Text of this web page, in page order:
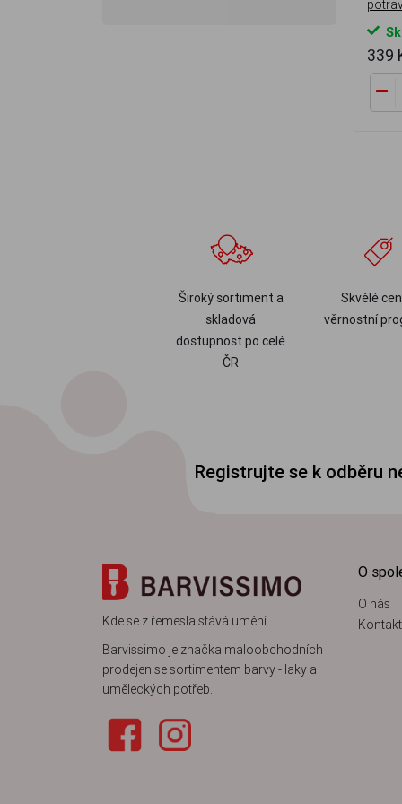
339
Široký sortiment a
skladová
dostupnost po celé
ČR
Skvělé
věrnostní
Registrujte se k odběru
Kde se z řemesla stává umění
Barvissimo je značka maloobchodních
prodejen se sortimentem barvy - laky a
uměleckých potřeb.
O
O nás